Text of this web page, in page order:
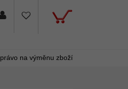
právo na výměnu zboží